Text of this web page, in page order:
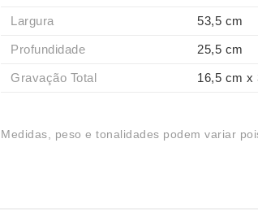
Largura 53,5 cm
Profundidade 25,5 cm
Gravação Total 16,5 cm x
Medidas, peso e tonalidades podem variar